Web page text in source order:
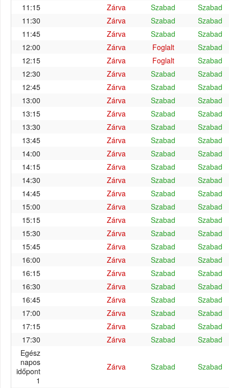
11:15
Zárva Szabad
Szabad
11:30
Zárva Szabad
Szabad
11:45
Zárva Szabad
Szabad
12:00
Zárva Foglalt
Szabad
12:15
Zárva Foglalt
Szabad
12:30
Zárva Szabad
Szabad
12:45
Zárva Szabad
Szabad
13:00
Zárva Szabad
Szabad
13:15
Zárva Szabad
Szabad
13:30
Zárva Szabad
Szabad
13:45
Zárva Szabad
Szabad
14:00
Zárva Szabad
Szabad
14:15
Zárva Szabad
Szabad
14:30
Zárva Szabad
Szabad
14:45
Zárva Szabad
Szabad
15:00
Zárva Szabad
Szabad
15:15
Zárva Szabad
Szabad
15:30
Zárva Szabad
Szabad
15:45
Zárva Szabad
Szabad
16:00
Zárva Szabad
Szabad
16:15
Zárva Szabad
Szabad
16:30
Zárva Szabad
Szabad
16:45
Zárva Szabad
Szabad
17:00
Zárva Szabad
Szabad
17:15
Zárva Szabad
Szabad
17:30
Zárva Szabad
Szabad
Egész
napos
időpont
1
Zárva Szabad Szabad